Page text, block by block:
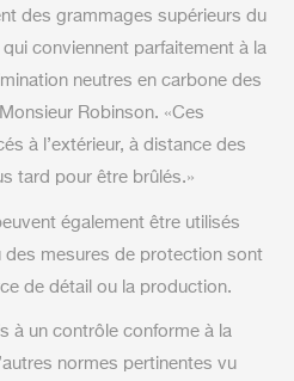
des grammages supérieurs du
conviennent parfaitement à la
neutres en carbone des
Robinson. «Ces
à l’extérieur, à distance des
tard pour être brûlés.»
également être utilisés
des mesures de protection sont
de détail ou la production.
à un contrôle conforme à la
normes pertinentes vu